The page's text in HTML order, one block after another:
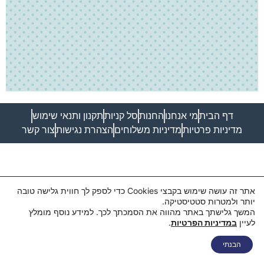
דף הביתמי אנחנו החנותסל קניותתקנון ותנאי שימוש
מדיניות פרטיותמדיניות משלוחים הצהרת נגישותצור קשר
אתר זה עושה שימוש בקבצי Cookies כדי לספק לך חווית גלישה טובה
יותר ולמטרות סטטיסטיקה.
המשך גלישתך באתר מהווה את הסמכתך לכך. למידע נוסף מומלץ
לעיין במדיניות הפרטיות.
הבנתי